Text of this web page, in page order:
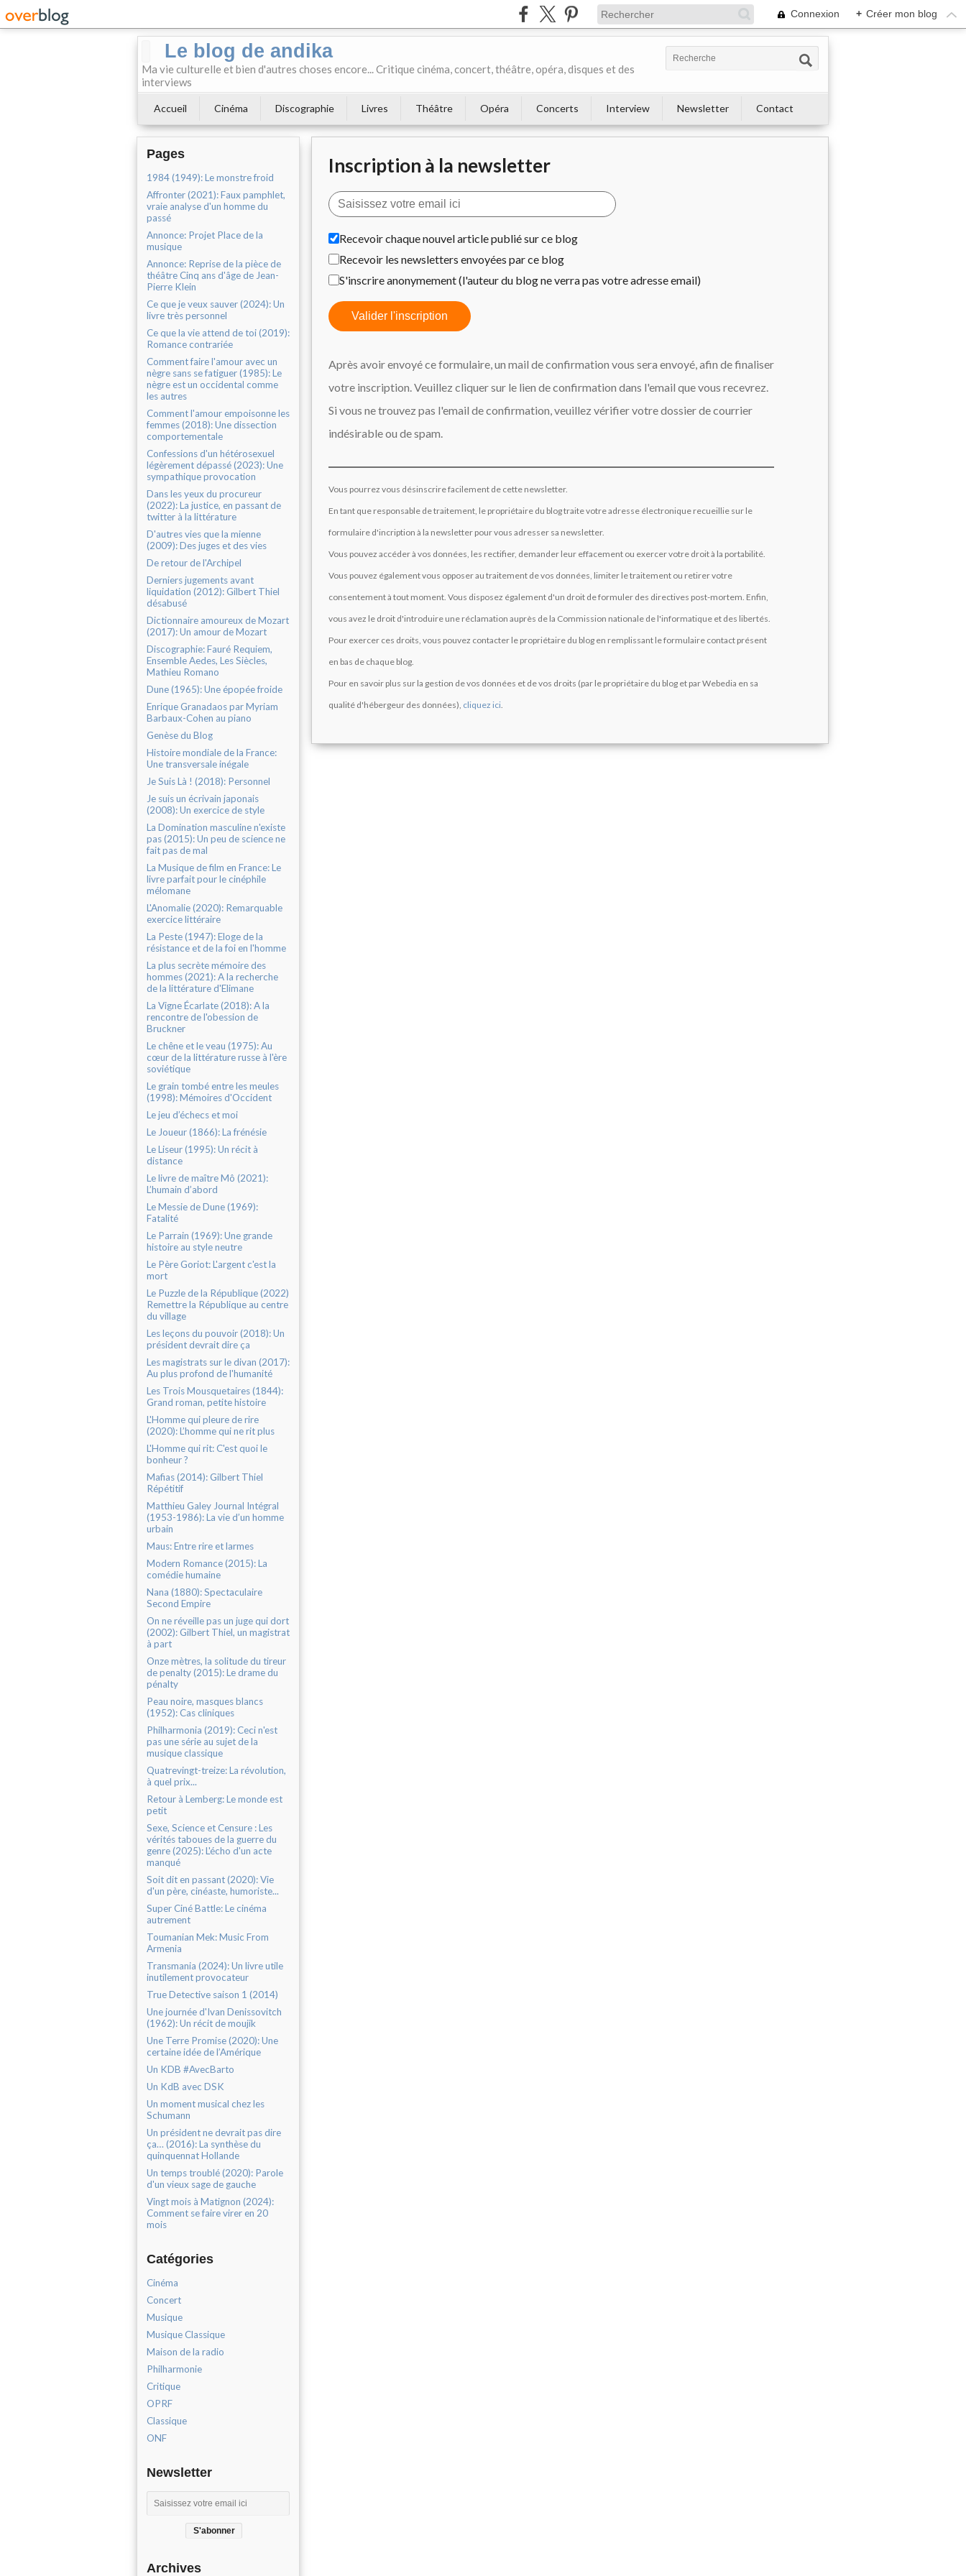
Connexion + Créer mon blog
Le blog de andika
Ma vie culturelle et bien d'autres choses encore... Critique cinéma, concert, théâtre, opéra, disques et des
interviews
Accueil Cinéma Discographie Livres Théâtre Opéra Concerts Interview Newsletter Contact
Pages
1984 (1949): Le monstre froid
Affronter (2021): Faux pamphlet,
vraie analyse d'un homme du
passé
Annonce: Projet Place de la
musique
Annonce: Reprise de la pièce de
théâtre Cinq ans d'âge de Jean-
Pierre Klein
Ce que je veux sauver (2024): Un
livre très personnel
Ce que la vie attend de toi (2019):
Romance contrariée
Comment faire l'amour avec un
nègre sans se fatiguer (1985): Le
nègre est un occidental comme
les autres
Comment l'amour empoisonne les
femmes (2018): Une dissection
comportementale
Confessions d'un hétérosexuel
légèrement dépassé (2023): Une
sympathique provocation
Dans les yeux du procureur
(2022): La justice, en passant de
twitter à la littérature
D'autres vies que la mienne
(2009): Des juges et des vies
De retour de l'Archipel
Derniers jugements avant
liquidation (2012): Gilbert Thiel
désabusé
Dictionnaire amoureux de Mozart
(2017): Un amour de Mozart
Discographie: Fauré Requiem,
Ensemble Aedes, Les Siècles,
Mathieu Romano
Dune (1965): Une épopée froide
Enrique Granadaos par Myriam
Barbaux-Cohen au piano
Genèse du Blog
Histoire mondiale de la France:
Une transversale inégale
Je Suis Là ! (2018): Personnel
Je suis un écrivain japonais
(2008): Un exercice de style
La Domination masculine n'existe
pas (2015): Un peu de science ne
fait pas de mal
La Musique de film en France: Le
livre parfait pour le cinéphile
mélomane
L'Anomalie (2020): Remarquable
exercice littéraire
La Peste (1947): Eloge de la
résistance et de la foi en l'homme
La plus secrète mémoire des
hommes (2021): A la recherche
de la littérature d'Elimane
La Vigne Écarlate (2018): A la
rencontre de l'obession de
Bruckner
Le chêne et le veau (1975): Au
cœur de la littérature russe à l'ère
soviétique
Le grain tombé entre les meules
(1998): Mémoires d'Occident
Le jeu d’échecs et moi
Le Joueur (1866): La frénésie
Le Liseur (1995): Un récit à
distance
Le livre de maître Mô (2021):
L’humain d’abord
Le Messie de Dune (1969):
Fatalité
Le Parrain (1969): Une grande
histoire au style neutre
Le Père Goriot: L'argent c'est la
mort
Le Puzzle de la République (2022)
Remettre la République au centre
du village
Les leçons du pouvoir (2018): Un
président devrait dire ça
Les magistrats sur le divan (2017):
Au plus profond de l'humanité
Les Trois Mousquetaires (1844):
Grand roman, petite histoire
L'Homme qui pleure de rire
(2020): L’homme qui ne rit plus
L'Homme qui rit: C'est quoi le
bonheur ?
Mafias (2014): Gilbert Thiel
Répétitif
Matthieu Galey Journal Intégral
(1953-1986): La vie d’un homme
urbain
Maus: Entre rire et larmes
Modern Romance (2015): La
comédie humaine
Nana (1880): Spectaculaire
Second Empire
On ne réveille pas un juge qui dort
(2002): Gilbert Thiel, un magistrat
à part
Onze mètres, la solitude du tireur
de penalty (2015): Le drame du
pénalty
Peau noire, masques blancs
(1952): Cas cliniques
Philharmonia (2019): Ceci n'est
pas une série au sujet de la
musique classique
Quatrevingt-treize: La révolution,
à quel prix...
Retour à Lemberg: Le monde est
petit
Sexe, Science et Censure : Les
vérités taboues de la guerre du
genre (2025): L'écho d'un acte
manqué
Soit dit en passant (2020): Vie
d'un père, cinéaste, humoriste...
Super Ciné Battle: Le cinéma
autrement
Toumanian Mek: Music From
Armenia
Transmania (2024): Un livre utile
inutilement provocateur
True Detective saison 1 (2014)
Une journée d'Ivan Denissovitch
(1962): Un récit de moujik
Une Terre Promise (2020): Une
certaine idée de l’Amérique
Un KDB #AvecBarto
Un KdB avec DSK
Un moment musical chez les
Schumann
Un président ne devrait pas dire
ça… (2016): La synthèse du
quinquennat Hollande
Un temps troublé (2020): Parole
d'un vieux sage de gauche
Vingt mois à Matignon (2024):
Comment se faire virer en 20
mois
Catégories
Cinéma
Concert
Musique
Musique Classique
Maison de la radio
Philharmonie
Critique
OPRF
Classique
ONF
Newsletter
Archives
Inscription à la newsletter
Recevoir chaque nouvel article publié sur ce blog
Recevoir les newsletters envoyées par ce blog
S'inscrire anonymement (l'auteur du blog ne verra pas votre adresse email)
Valider l'inscription
Après avoir envoyé ce formulaire, un mail de confirmation vous sera envoyé, afin de finaliser
votre inscription. Veuillez cliquer sur le lien de confirmation dans l'email que vous recevrez.
Si vous ne trouvez pas l'email de confirmation, veuillez vérifier votre dossier de courrier
indésirable ou de spam.
Vous pourrez vous désinscrire facilement de cette newsletter.
En tant que responsable de traitement, le propriétaire du blog traite votre adresse électronique recueillie sur le
formulaire d'incription à la newsletter pour vous adresser sa newsletter.
Vous pouvez accéder à vos données, les rectifier, demander leur effacement ou exercer votre droit à la portabilité.
Vous pouvez également vous opposer au traitement de vos données, limiter le traitement ou retirer votre
consentement à tout moment. Vous disposez également d'un droit de formuler des directives post-mortem. Enfin,
vous avez le droit d'introduire une réclamation auprès de la Commission nationale de l'informatique et des libertés.
Pour exercer ces droits, vous pouvez contacter le propriétaire du blog en remplissant le formulaire contact présent
en bas de chaque blog.
Pour en savoir plus sur la gestion de vos données et de vos droits (par le propriétaire du blog et par Webedia en sa
qualité d'hébergeur des données), cliquez ici.